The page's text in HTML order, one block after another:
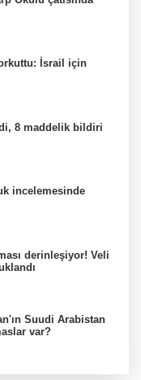
İsrail için
8 maddelik bildiri
incelemesinde
derinleşiyor! Veli
Suudi Arabistan
var?